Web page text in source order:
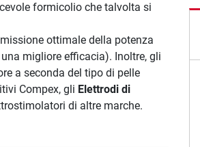
formicolio che talvolta si
ottimale della potenza
migliore efficacia). Inoltre, gli
a seconda del tipo di pelle
Compex, gli Elettrodi di
di altre marche.